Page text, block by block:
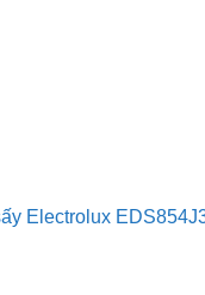
Electrolux